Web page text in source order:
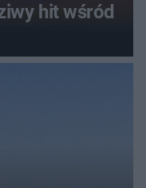
hit wśród